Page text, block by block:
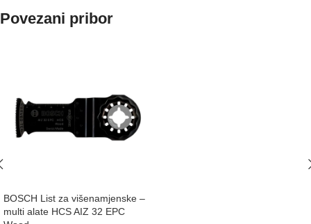
Povezani pribor
BOSCH List za višenamjenske –
multi alate HCS AIZ 32 EPC